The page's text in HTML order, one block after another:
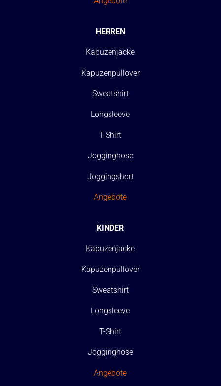
HERREN
Kapuzenjacke
Kapuzenpullover
Sweatshirt
Longsleeve
T-Shirt
Jogginghose
Joggingshort
Angebote
KINDER
Kapuzenjacke
Kapuzenpullover
Sweatshirt
Longsleeve
T-Shirt
Jogginghose
Angebote